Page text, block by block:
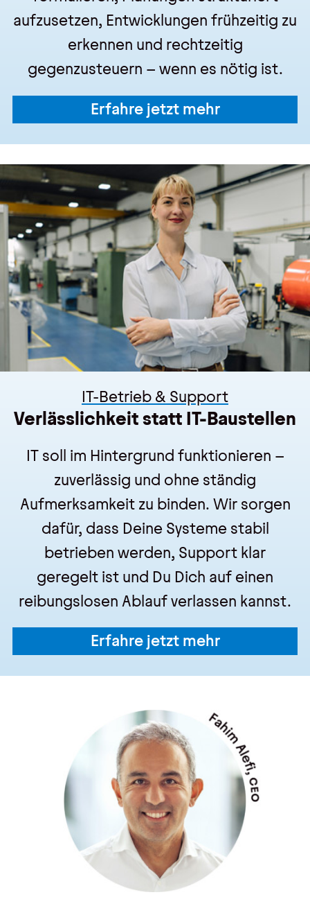
aufzusetzen, Entwicklungen frühzeitig zu
erkennen und rechtzeitig
gegenzusteuern – wenn es nötig ist.
Erfahre jetzt mehr
IT-Betrieb & Support
Verlässlichkeit statt IT-Baustellen
IT soll im Hintergrund funktionieren –
zuverlässig und ohne ständig
Aufmerksamkeit zu binden. Wir sorgen
dafür, dass Deine Systeme stabil
betrieben werden, Support klar
geregelt ist und Du Dich auf einen
reibungslosen Ablauf verlassen kannst.
Erfahre jetzt mehr